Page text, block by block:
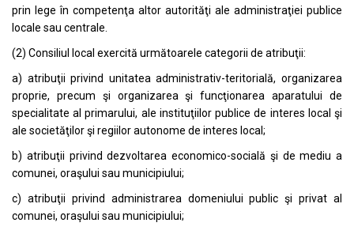
prin lege în competenţa altor autorităţi ale administraţiei publice
locale sau centrale.
(2) Consiliul local exercită următoarele categorii de atribuţii:
a) atribuţii privind unitatea administrativ-teritorială, organizarea
proprie, precum şi organizarea şi funcţionarea aparatului de
specialitate al primarului, ale instituţiilor publice de interes local şi
ale societăţilor şi regiilor autonome de interes local;
b) atribuţii privind dezvoltarea economico-socială şi de mediu a
comunei, oraşului sau municipiului;
c) atribuţii privind administrarea domeniului public şi privat al
comunei, oraşului sau municipiului;